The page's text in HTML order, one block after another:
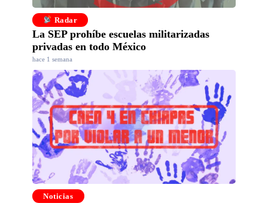
Radar
La SEP prohíbe escuelas militarizadas
privadas en todo México
hace 1 semana
Noticias